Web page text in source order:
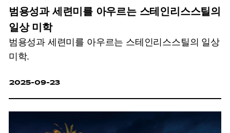
범용성과 세련미를 아우르는 스테인리스스틸의
일상 미학
범용성과 세련미를 아우르는 스테인리스스틸의 일상
미학.
2025-09-23